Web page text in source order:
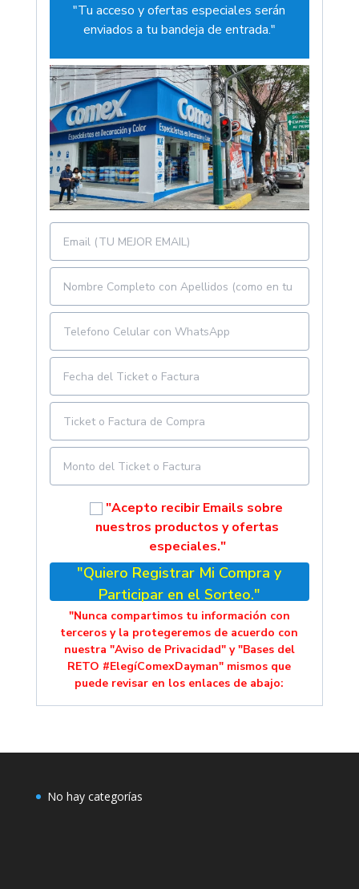
"Tu acceso y ofertas especiales serán
enviados a tu bandeja de entrada."
"Acepto recibir Emails sobre
nuestros productos y ofertas
especiales."
"Quiero Registrar Mi Compra y
Participar en el Sorteo."
"Nunca compartimos tu información con
terceros y la protegeremos de acuerdo con
nuestra "Aviso de Privacidad" y "Bases del
RETO #ElegíComexDayman" mismos que
puede revisar en los enlaces de abajo:
No hay categorías